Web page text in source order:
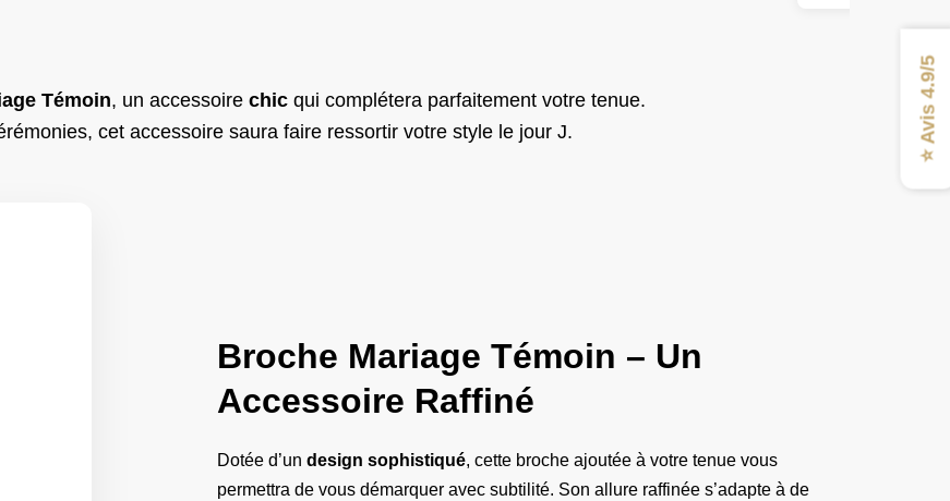
⭐ Avis 4.9/5
Témoin, un accessoire chicqui complétera parfaitement votre tenue.
cet accessoire saura faire ressortir votre style le jour J.
Broche Mariage Témoin – Un
Accessoire Raffiné
Dotée d’un design sophistiqué, cette broche ajoutée à votre tenue vous
permettra de vous démarquer avec subtilité. Son allure raffinée s’adapte à de